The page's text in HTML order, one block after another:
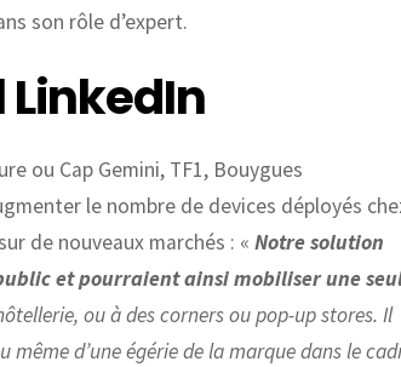
son rôle d’expert.
LinkedIn
ou Cap Gemini, TF1, Bouygues
le nombre de devices déployés
de nouveaux marchés : « Notre solution
et pourraient ainsi mobiliser une
ou à des corners ou pop-up stores. Il
même d’une égérie de la marque dans le